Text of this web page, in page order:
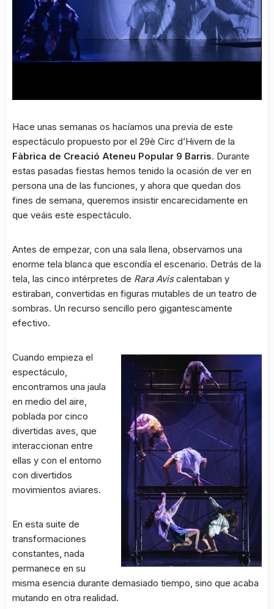
Hace unas semanas os hacíamos una previa de este
espectáculo propuesto por el 29è Circ d’Hivern de la
Fàbrica de Creació Ateneu Popular 9 Barris. Durante
estas pasadas fiestas hemos tenido la ocasión de ver en
persona una de las funciones, y ahora que quedan dos
fines de semana, queremos insistir encarecidamente en
que veáis este espectáculo.
Antes de empezar, con una sala llena, observamos una
enorme tela blanca que escondía el escenario. Detrás de la
tela, las cinco intérpretes de Rara Aviscalentaban y
estiraban, convertidas en figuras mutables de un teatro de
sombras. Un recurso sencillo pero gigantescamente
efectivo.
Cuando empieza el
espectáculo,
encontramos una jaula
en medio del aire,
poblada por cinco
divertidas aves, que
interaccionan entre
ellas y con el entorno
con divertidos
movimientos aviares.
En esta suite de
transformaciones
constantes, nada
permanece en su
misma esencia durante demasiado tiempo, sino que acaba
mutando en otra realidad.